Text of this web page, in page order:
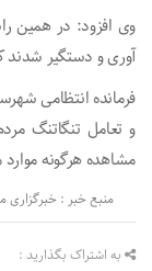
آوری و دستگیر
فرمانده انتظامی
و تعامل تنگاتنگ
مشاهده هرگونه موارد مشکوک
منبع خبر : خبرگزاری
به اشتراک بگذارید :